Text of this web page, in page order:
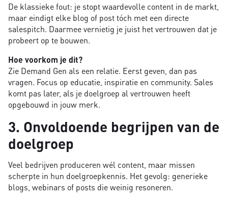
De klassieke fout: je stopt waardevolle content in de markt,
maar eindigt elke blog of post tóch met een directe
salespitch. Daarmee vernietig je juist het vertrouwen dat je
probeert op te bouwen.
Hoe voorkom je dit?
Zie Demand Gen als een relatie. Eerst geven, dan pas
vragen. Focus op educatie, inspiratie en community. Sales
komt pas later, als je doelgroep al vertrouwen heeft
opgebouwd in jouw merk.
3. Onvoldoende begrijpen van de
doelgroep
Veel bedrijven produceren wél content, maar missen
scherpte in hun doelgroepkennis. Het gevolg: generieke
blogs, webinars of posts die weinig resoneren.